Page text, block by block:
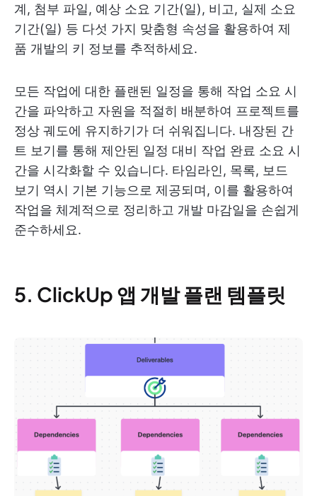
계, 첨부 파일, 예상 소요 기간(일), 비고, 실제 소요
기간(일) 등 다섯 가지 맞춤형 속성을 활용하여 제
품 개발의 키 정보를 추적하세요.
모든 작업에 대한 플랜된 일정을 통해 작업 소요 시
간을 파악하고 자원을 적절히 배분하여 프로젝트를
정상 궤도에 유지하기가 더 쉬워집니다. 내장된 간
트 보기를 통해 제안된 일정 대비 작업 완료 소요 시
간을 시각화할 수 있습니다. 타임라인, 목록, 보드
보기 역시 기본 기능으로 제공되며, 이를 활용하여
작업을 체계적으로 정리하고 개발 마감일을 손쉽게
준수하세요.
5. ClickUp 앱 개발 플랜 템플릿